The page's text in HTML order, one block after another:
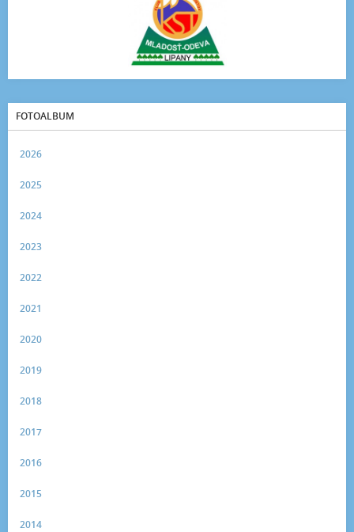
FOTOALBUM
2026
2025
2024
2023
2022
2021
2020
2019
2018
2017
2016
2015
2014